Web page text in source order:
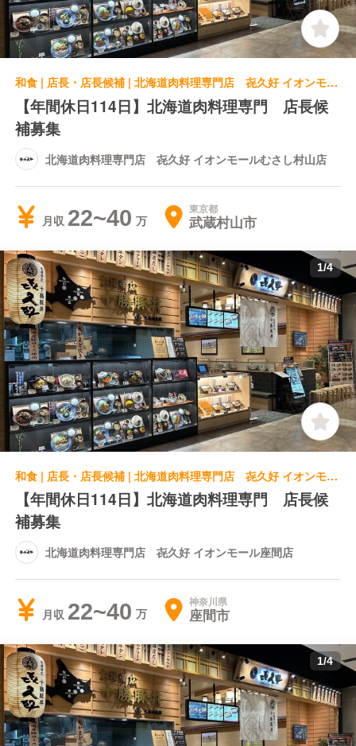
和食 | 店長・店長候補 | 北海道肉料理専門店 㐂久好 イオンモールむさし村山店
【年間休日114日】北海道肉料理専門 店長候
補募集
北海道肉料理専門店 㐂久好 イオンモールむさし村山店
月収 22~40 東京都
武蔵村山市
1/4
和食 | 店長・店長候補 | 北海道肉料理専門店 㐂久好 イオンモール座間店
【年間休日114日】北海道肉料理専門 店長候
補募集
北海道肉料理専門店 㐂久好 イオンモール座間店
月収 22~40 神奈川県
座間市
1/4